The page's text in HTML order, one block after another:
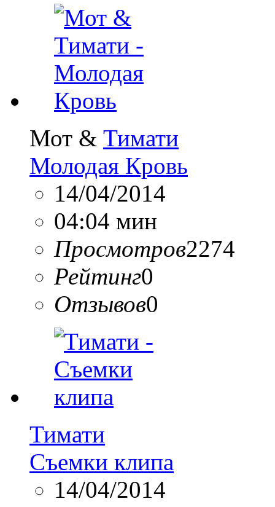
Мот & Тимати
Молодая Кровь
14/04/2014
04:04 мин
Просмотров2274
Рейтинг0
Отзывов0
Тимати
Съемки клипа
14/04/2014